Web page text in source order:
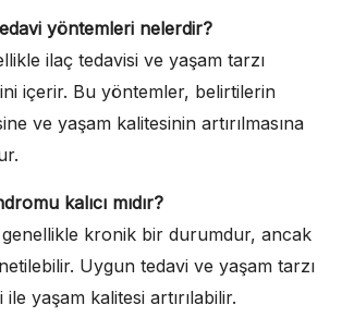
yöntemleri nelerdir?
ilaç tedavisi ve yaşam tarzı
içerir. Bu yöntemler, belirtilerin
ve yaşam kalitesinin artırılmasına
kalıcı mıdır?
genellikle kronik bir durumdur, ancak
Uygun tedavi ve yaşam tarzı
yaşam kalitesi artırılabilir.